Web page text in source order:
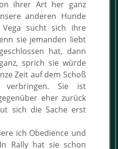
ihrer Art her ganz
anderen Hunde
sucht sich ihre
sie jemanden liebt
hat, dann
sprich sie würde
Zeit auf dem Schoß
verbringen. Sie ist
eher zurück
sich die Sache erst
ich Obedience und
Rally hat sie schon